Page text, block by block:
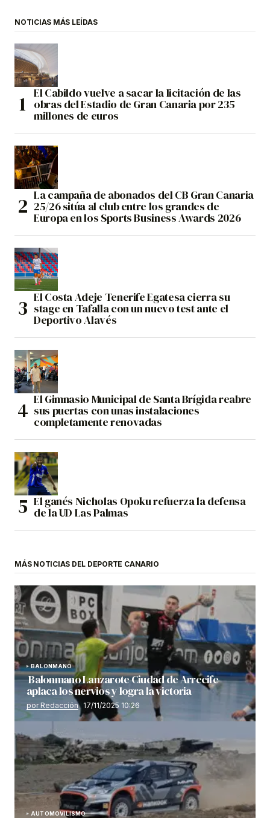
NOTICIAS MÁS LEÍDAS
El Cabildo vuelve a sacar la licitación de las
obras del Estadio de Gran Canaria por 235
millones de euros
La campaña de abonados del CB Gran Canaria
25/26 sitúa al club entre los grandes de
Europa en los Sports Business Awards 2026
El Costa Adeje Tenerife Egatesa cierra su
stage en Tafalla con un nuevo test ante el
Deportivo Alavés
El Gimnasio Municipal de Santa Brígida reabre
sus puertas con unas instalaciones
completamente renovadas
El ganés Nicholas Opoku refuerza la defensa
de la UD Las Palmas
MÁS NOTICIAS DEL DEPORTE CANARIO
BALONMANO
Balonmano Lanzarote Ciudad de Arrecife
aplaca los nervios y logra la victoria
por Redacción 17/11/2025 10:26
AUTOMOVILISMO